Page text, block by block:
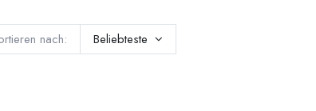
nach: Beliebteste